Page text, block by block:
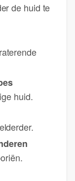
de huid te
huid.